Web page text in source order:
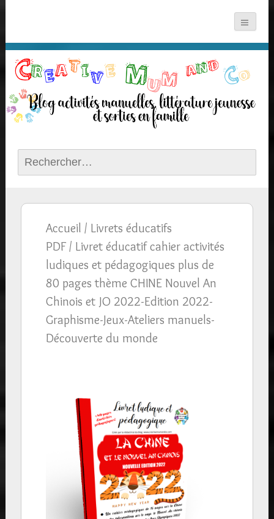
Rechercher :
Accueil / Livrets éducatifs
PDF/ Livret éducatif cahier activités
ludiques et pédagogiques plus de
80 pages thème CHINE Nouvel An
Chinois et JO 2022-Edition 2022-
Graphisme-Jeux-Ateliers manuels-
Découverte du monde